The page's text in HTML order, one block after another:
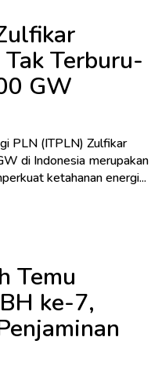
Terburu-
GW
PLN (ITPLN) Zulfikar
di Indonesia merupakan
ketahanan energi...
Temu
ke-7,